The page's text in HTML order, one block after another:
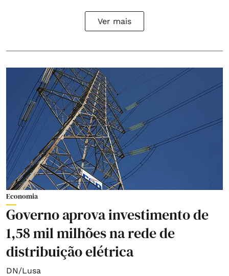
Ver mais
Economia
Governo aprova investimento de
1,58 mil milhões na rede de
distribuição elétrica
DN/Lusa